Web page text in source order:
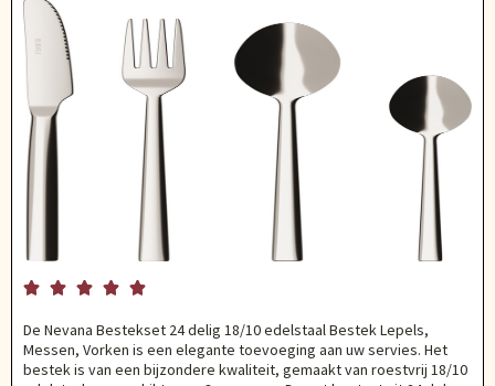
    
De Nevana Bestekset 24 delig 18/10 edelstaal Bestek Lepels,
Messen, Vorken is een elegante toevoeging aan uw servies. Het
bestek is van een bijzondere kwaliteit, gemaakt van roestvrij 18/10